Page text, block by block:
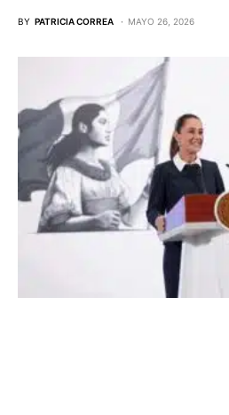
BY PATRICIA CORREA MAYO 26, 2026